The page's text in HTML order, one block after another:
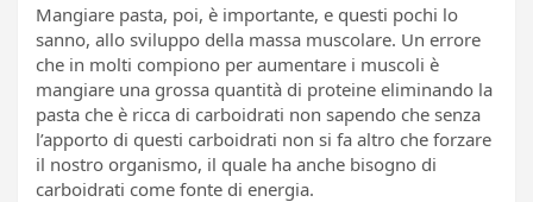
Mangiare pasta, poi, è importante, e questi pochi lo
sanno, allo sviluppo della massa muscolare. Un errore
che in molti compiono per aumentare i muscoli è
mangiare una grossa quantità di proteine eliminando la
pasta che è ricca di carboidrati non sapendo che senza
l’apporto di questi carboidrati non si fa altro che forzare
il nostro organismo, il quale ha anche bisogno di
carboidrati come fonte di energia.